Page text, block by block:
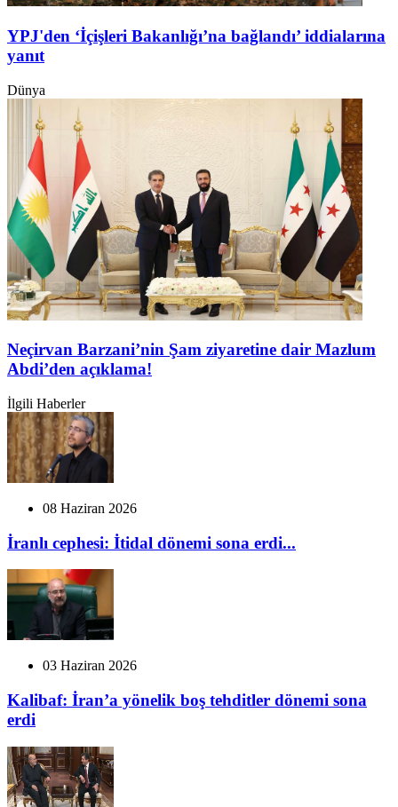
YPJ'den ‘İçişleri Bakanlığı’na bağlandı’ iddialarına
yanıt
Dünya
Neçirvan Barzani’nin Şam ziyaretine dair Mazlum
Abdi’den açıklama!
İlgili Haberler
08 Haziran 2026
İranlı cephesi: İtidal dönemi sona erdi...
03 Haziran 2026
Kalibaf: İran’a yönelik boş tehditler dönemi sona
erdi